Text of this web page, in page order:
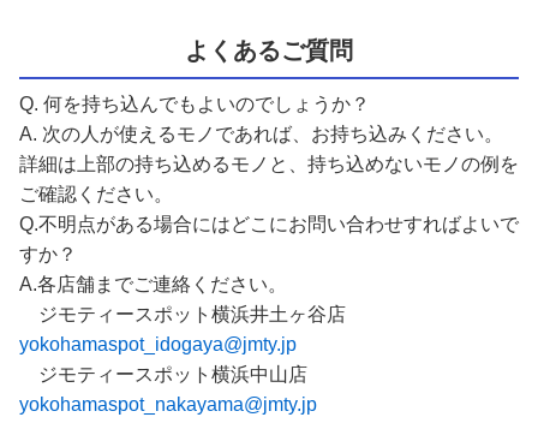
よくあるご質問
Q. 何を持ち込んでもよいのでしょうか？
A. 次の人が使えるモノであれば、お持ち込みください。
詳細は上部の持ち込めるモノと、持ち込めないモノの例を
ご確認ください。
Q.不明点がある場合にはどこにお問い合わせすればよいで
すか？
A.各店舗までご連絡ください。
ジモティースポット横浜井土ヶ谷店
yokohamaspot_idogaya@jmty.jp
ジモティースポット横浜中山店
yokohamaspot_nakayama@jmty.jp